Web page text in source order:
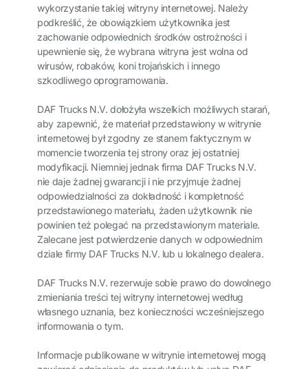
wykorzystanie takiej witryny internetowej. Należy
podkreślić, że obowiązkiem użytkownika jest
zachowanie odpowiednich środków ostrożności i
upewnienie się, że wybrana witryna jest wolna od
wirusów, robaków, koni trojańskich i innego
szkodliwego oprogramowania.
DAF Trucks N.V. dołożyła wszelkich możliwych starań,
aby zapewnić, że materiał przedstawiony w witrynie
internetowej był zgodny ze stanem faktycznym w
momencie tworzenia tej strony oraz jej ostatniej
modyfikacji. Niemniej jednak firma DAF Trucks N.V.
nie daje żadnej gwarancji i nie przyjmuje żadnej
odpowiedzialności za dokładność i kompletność
przedstawionego materiału, żaden użytkownik nie
powinien też polegać na przedstawionym materiale.
Zalecane jest potwierdzenie danych w odpowiednim
dziale firmy DAF Trucks N.V. lub u lokalnego dealera.
DAF Trucks N.V. rezerwuje sobie prawo do dowolnego
zmieniania treści tej witryny internetowej według
własnego uznania, bez konieczności wcześniejszego
informowania o tym.
Informacje publikowane w witrynie internetowej mogą